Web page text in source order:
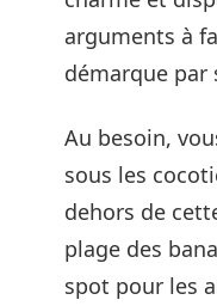
arguments à
démarque par
Au besoin,
sous les
dehors de
plage des
spot pour les